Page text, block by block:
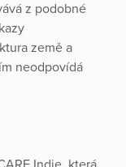
z podobné
země a
neodpovídá